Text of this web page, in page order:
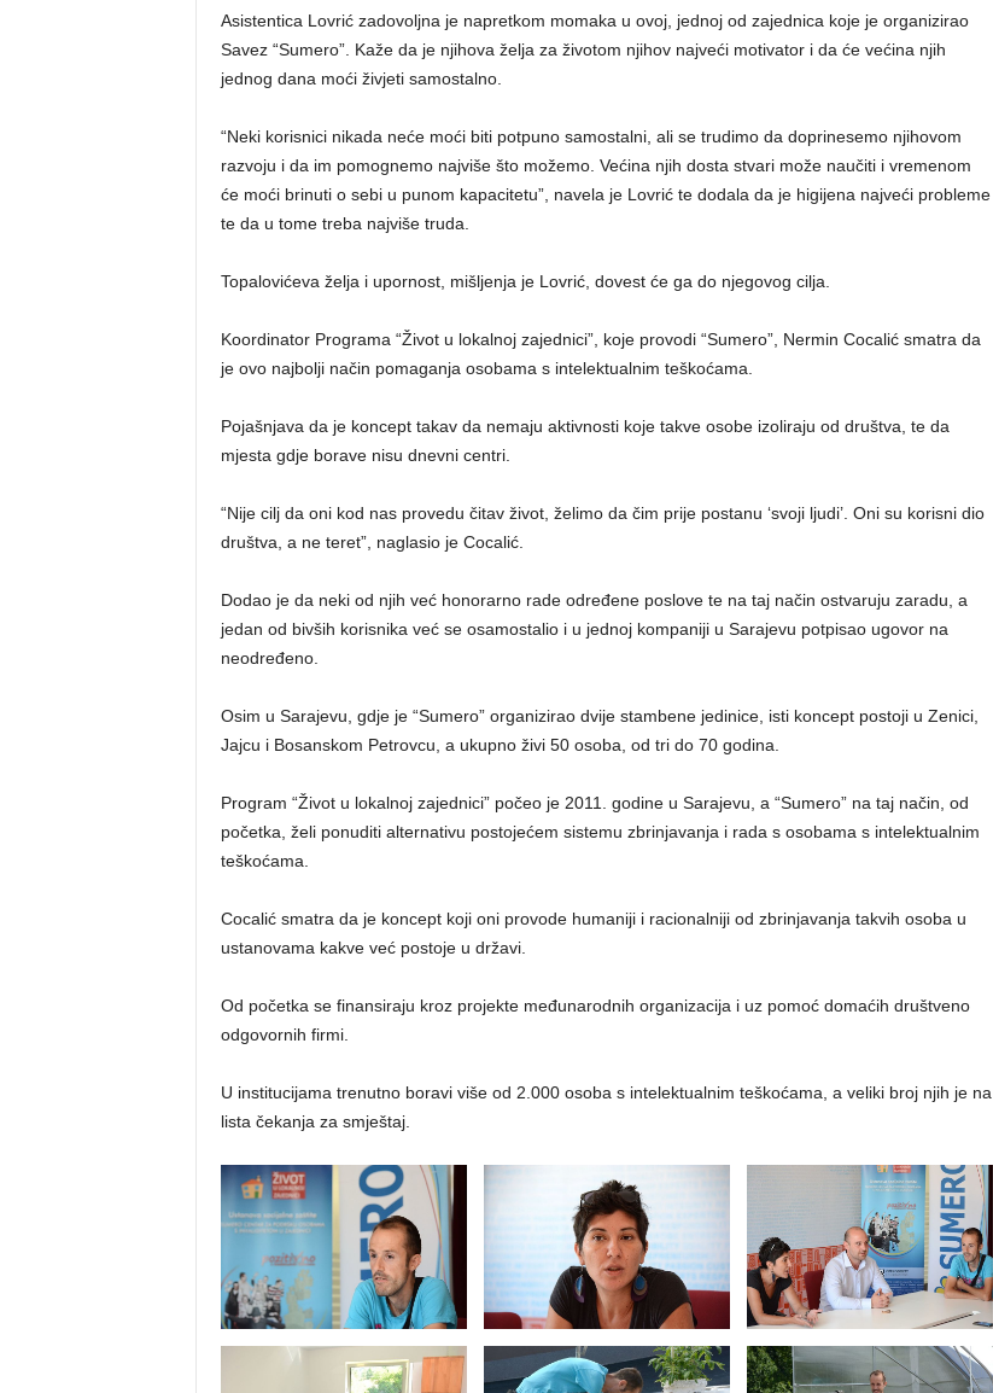
Asistentica Lovrić zadovoljna je napretkom momaka u ovoj, jednoj od zajednica koje je organizirao
Savez “Sumero”. Kaže da je njihova želja za životom njihov najveći motivator i da će većina njih
jednog dana moći živjeti samostalno.
“Neki korisnici nikada neće moći biti potpuno samostalni, ali se trudimo da doprinesemo njihovom
razvoju i da im pomognemo najviše što možemo. Većina njih dosta stvari može naučiti i vremenom
će moći brinuti o sebi u punom kapacitetu”, navela je Lovrić te dodala da je higijena najveći probleme
te da u tome treba najviše truda.
Topalovićeva želja i upornost, mišljenja je Lovrić, dovest će ga do njegovog cilja.
Koordinator Programa “Život u lokalnoj zajednici”, koje provodi “Sumero”, Nermin Cocalić smatra da
je ovo najbolji način pomaganja osobama s intelektualnim teškoćama.
Pojašnjava da je koncept takav da nemaju aktivnosti koje takve osobe izoliraju od društva, te da
mjesta gdje borave nisu dnevni centri.
“Nije cilj da oni kod nas provedu čitav život, želimo da čim prije postanu ‘svoji ljudi’. Oni su korisni dio
društva, a ne teret”, naglasio je Cocalić.
Dodao je da neki od njih već honorarno rade određene poslove te na taj način ostvaruju zaradu, a
jedan od bivših korisnika već se osamostalio i u jednoj kompaniji u Sarajevu potpisao ugovor na
neodređeno.
Osim u Sarajevu, gdje je “Sumero” organizirao dvije stambene jedinice, isti koncept postoji u Zenici,
Jajcu i Bosanskom Petrovcu, a ukupno živi 50 osoba, od tri do 70 godina.
Program “Život u lokalnoj zajednici” počeo je 2011. godine u Sarajevu, a “Sumero” na taj način, od
početka, želi ponuditi alternativu postojećem sistemu zbrinjavanja i rada s osobama s intelektualnim
teškoćama.
Cocalić smatra da je koncept koji oni provode humaniji i racionalniji od zbrinjavanja takvih osoba u
ustanovama kakve već postoje u državi.
Od početka se finansiraju kroz projekte međunarodnih organizacija i uz pomoć domaćih društveno
odgovornih firmi.
U institucijama trenutno boravi više od 2.000 osoba s intelektualnim teškoćama, a veliki broj njih je na
lista čekanja za smještaj.